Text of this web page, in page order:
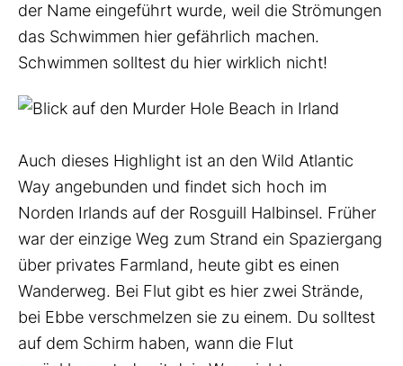
der Name eingeführt wurde, weil die Strömungen
das Schwimmen hier gefährlich machen.
Schwimmen solltest du hier wirklich nicht!
Auch dieses Highlight ist an den Wild Atlantic
Way angebunden und findet sich hoch im
Norden Irlands auf der Rosguill Halbinsel. Früher
war der einzige Weg zum Strand ein Spaziergang
über privates Farmland, heute gibt es einen
Wanderweg. Bei Flut gibt es hier zwei Strände,
bei Ebbe verschmelzen sie zu einem. Du solltest
auf dem Schirm haben, wann die Flut